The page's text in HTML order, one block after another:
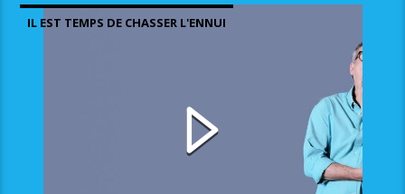
IL EST TEMPS DE CHASSER L'ENNUI